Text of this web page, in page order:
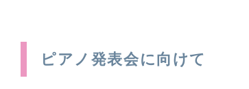
ピアノ発表会に向けて